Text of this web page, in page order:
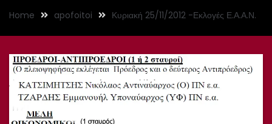
Home apofoitoi Κυριακή 25/11/2012 -Εκλογές Ε.Α.Α.Ν.